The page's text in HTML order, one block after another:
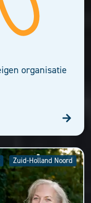
organisatie
Zuid-Holland Noord